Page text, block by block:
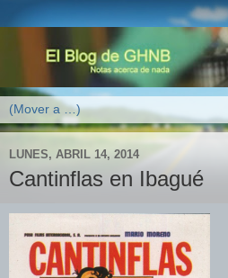
LUNES, ABRIL 14, 2014
Cantinflas en Ibagué